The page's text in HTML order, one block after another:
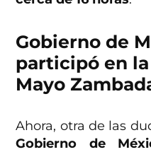
Gobierno de
participó en
Mayo
Ahora, otra de las
Gobierno de